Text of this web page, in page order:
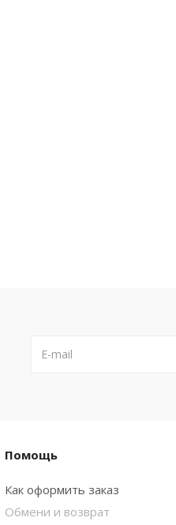
Помощь
Как оформить заказ
Обмени и возврат